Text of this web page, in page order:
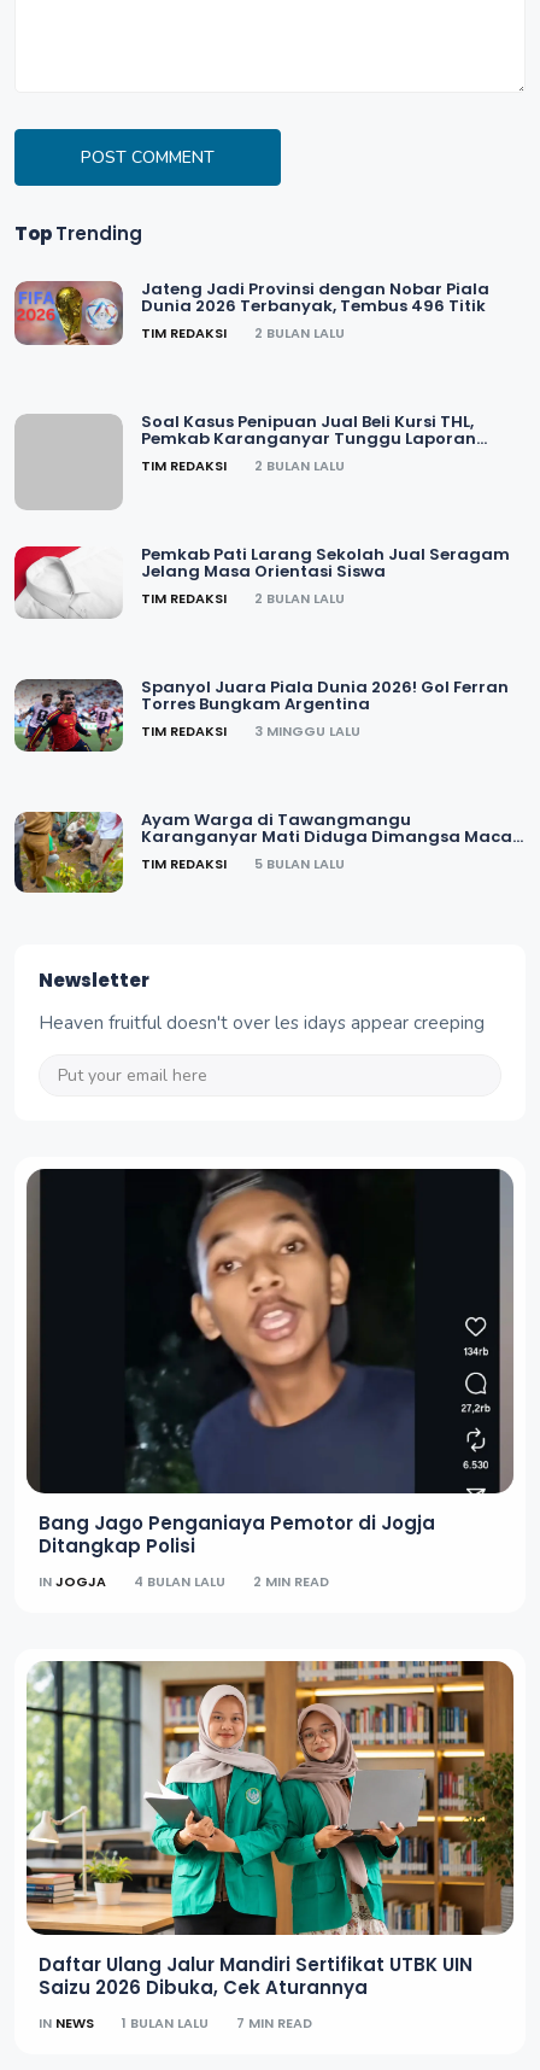
POST COMMENT
TopTrending
Jateng Jadi Provinsi dengan Nobar Piala
Dunia 2026 Terbanyak, Tembus 496 Titik
TIM REDAKSI 2 BULAN LALU
Soal Kasus Penipuan Jual Beli Kursi THL,
Pemkab Karanganyar Tunggu Laporan
TIM REDAKSI 2 BULAN LALU
Pemkab Pati Larang Sekolah Jual Seragam
Jelang Masa Orientasi Siswa
TIM REDAKSI 2 BULAN LALU
Spanyol Juara Piala Dunia 2026! Gol Ferran
Torres Bungkam Argentina
TIM REDAKSI 3 MINGGU LALU
Ayam Warga di Tawangmangu
Karanganyar Mati Diduga Dimangsa Macan
TIM REDAKSI 5 BULAN LALU
Newsletter
Heaven fruitful doesn't over les idays appear creeping
Bang Jago Penganiaya Pemotor di Jogja
Ditangkap Polisi
INJOGJA 4 BULAN LALU 2 MIN READ
Daftar Ulang Jalur Mandiri Sertifikat UTBK UIN
Saizu 2026 Dibuka, Cek Aturannya
IN NEWS 1 BULAN LALU 7 MIN READ